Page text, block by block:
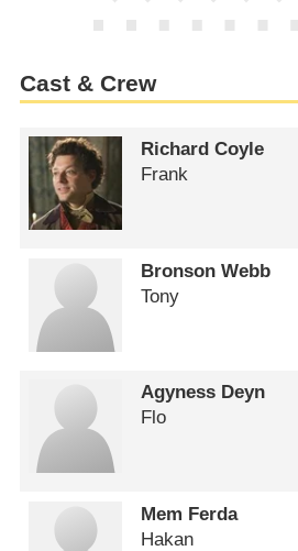
Cast & Crew
Richard Coyle
Frank
Bronson Webb
Tony
Agyness Deyn
Flo
Mem Ferda
Hakan